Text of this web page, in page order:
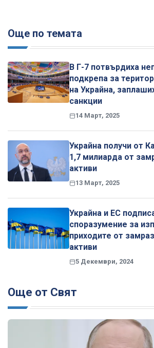
Още по темата
В Г-7 потвърдиха
подкрепа за
на Украйна,
санкции
14 Март, 2025
Украйна получи от
1,7 милиарда от
активи
13 Март, 2025
Украйна и ЕС
споразумение за
приходите от
активи
5 Декември, 2024
Още от Свят